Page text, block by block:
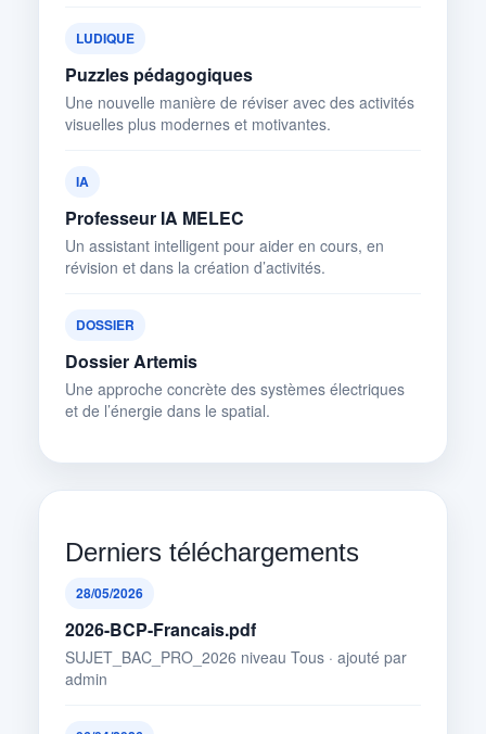
LUDIQUE
Puzzles pédagogiques
Une nouvelle manière de réviser avec des activités
visuelles plus modernes et motivantes.
IA
Professeur IA MELEC
Un assistant intelligent pour aider en cours, en
révision et dans la création d’activités.
DOSSIER
Dossier Artemis
Une approche concrète des systèmes électriques
et de l’énergie dans le spatial.
Derniers téléchargements
28/05/2026
2026-BCP-Francais.pdf
SUJET_BAC_PRO_2026 niveau Tous · ajouté par
admin